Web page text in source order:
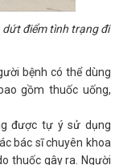
dứt điểm tình trạng đi
bệnh có thể dùng
gồm thuốc uống,
được tự ý sử dụng
bác sĩ chuyên khoa
thuốc gây ra. Người